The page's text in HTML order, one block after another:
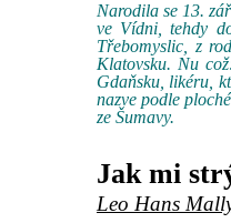
Narodila se 13.
ve Vídni, tehdy
Třebomyslic, z
Klatovsku. Nu
Gdaňsku, likéru,
nazve podle
ze Šumavy.
Jak mi
Leo Hans